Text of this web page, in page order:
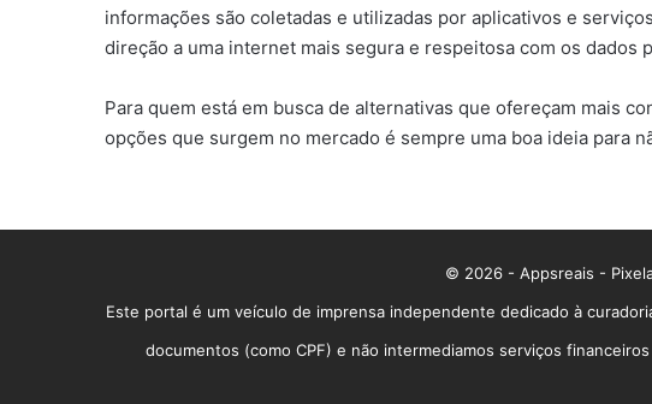
informações são coletadas e utilizadas por aplicativos e
direção a uma internet mais segura e respeitosa com os dados
Para quem está em busca de alternativas que ofereçam mais
opções que surgem no mercado é sempre uma boa ideia para
© 2026 - Appsreais -
Este portal é um veículo de imprensa independente dedicado à
documentos (como CPF) e não intermediamos serviços